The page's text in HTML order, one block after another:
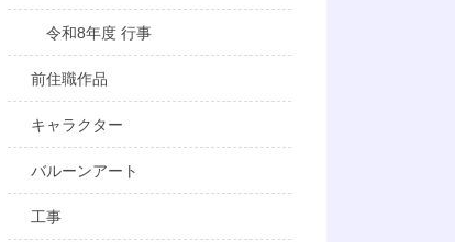
令和8年度 行事
前住職作品
キャラクター
バルーンアート
工事